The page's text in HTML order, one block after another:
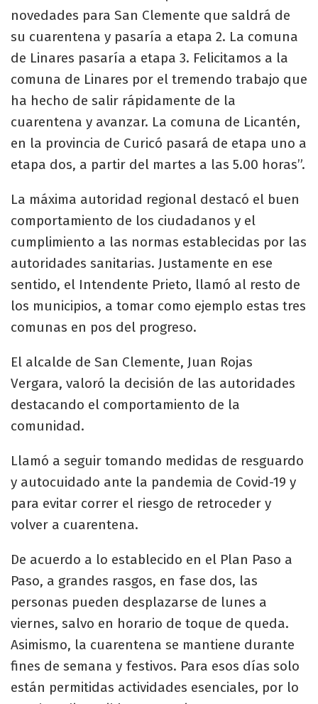
novedades para San Clemente que saldrá de
su cuarentena y pasaría a etapa 2. La comuna
de Linares pasaría a etapa 3. Felicitamos a la
comuna de Linares por el tremendo trabajo que
ha hecho de salir rápidamente de la
cuarentena y avanzar. La comuna de Licantén,
en la provincia de Curicó pasará de etapa uno a
etapa dos, a partir del martes a las 5.00 horas”.
La máxima autoridad regional destacó el buen
comportamiento de los ciudadanos y el
cumplimiento a las normas establecidas por las
autoridades sanitarias. Justamente en ese
sentido, el Intendente Prieto, llamó al resto de
los municipios, a tomar como ejemplo estas tres
comunas en pos del progreso.
El alcalde de San Clemente, Juan Rojas
Vergara, valoró la decisión de las autoridades
destacando el comportamiento de la
comunidad.
Llamó a seguir tomando medidas de resguardo
y autocuidado ante la pandemia de Covid-19 y
para evitar correr el riesgo de retroceder y
volver a cuarentena.
De acuerdo a lo establecido en el Plan Paso a
Paso, a grandes rasgos, en fase dos, las
personas pueden desplazarse de lunes a
viernes, salvo en horario de toque de queda.
Asimismo, la cuarentena se mantiene durante
fines de semana y festivos. Para esos días solo
están permitidas actividades esenciales, por lo